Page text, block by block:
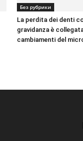
Без рубрики
La perdita dei denti
gravidanza è
cambiamenti del